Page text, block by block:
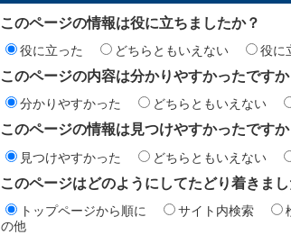
このページの情報は役に立ちましたか？
役に立った どちらともいえない 役に
このページの内容は分かりやすかったですか
分かりやすかった どちらともいえない
このページの情報は見つけやすかったですか
見つけやすかった どちらともいえない
このページはどのようにしてたどり着きまし
トップページから順に サイト内検索
の他